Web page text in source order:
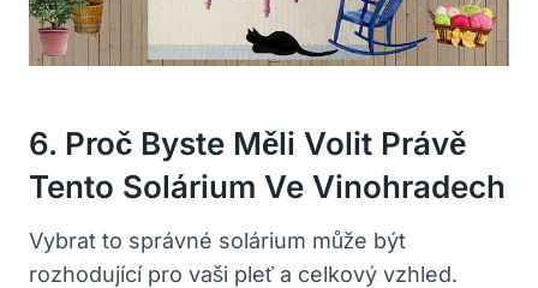
6. Proč Byste Měli Volit Právě
Tento ⁣solárium ‍ve ⁤Vinohradech
Vybrat‌ to správné solárium může být
rozhodující pro vaši pleť a ‍celkový‍ vzhled.